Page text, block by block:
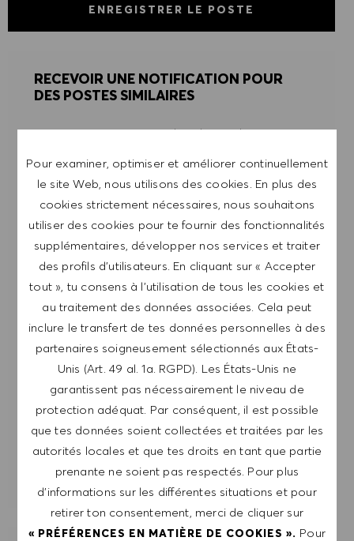
Pour examiner, optimiser et améliorer continuellement
le site Web, nous utilisons des cookies. En plus des
cookies strictement nécessaires, nous souhaitons
utiliser des cookies pour te fournir des fonctionnalités
supplémentaires, développer nos services et traiter
des profils d’utilisateurs. En cliquant sur « Accepter
tout », tu consens à l’utilisation de tous les cookies et
au traitement des données associées. Cela peut
inclure le transfert de tes données personnelles à des
partenaires soigneusement sélectionnés aux États-
Unis (Art. 49 al. 1a. RGPD). Les États-Unis ne
garantissent pas nécessairement le niveau de
protection adéquat. Par conséquent, il est possible
que tes données soient collectées et traitées par les
autorités locales et que tes droits en tant que partie
prenante ne soient pas respectés. Pour plus
d’informations sur les différentes situations et pour
retirer ton consentement, merci de cliquer sur
« PRÉFÉRENCES EN MATIÈRE DE COOKIES ». Pour
ENREGISTRER LE POSTE
RECEVOIR UNE NOTIFICATION POUR
DES POSTES SIMILAIRES
Inscris-toi pour recevoir des alertes de postes.
REMARQUE: En m'inscrivant, je consens à
recevoir des mails contenant des offres d'emploi
HUGO BOSS, des invitations à des événements
et d'autres sujets liés à la carrière, que je peux
me désabonner à tout moment, par exemple en
cliquant sur le lien dans chaque e-mail. Je
reconnais que mes données personnelles seront
Saisir l'adresse e-mail (obligatoire)
ENVOYER
GÉRER LES ALERTES